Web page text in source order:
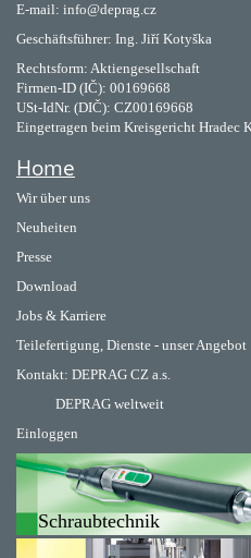
E-mail: info@deprag.cz
Geschäftsführer: Ing. Jiří Kotyška
Rechtsform: Aktiengesellschaft
Firmen-ID (IČ): 00169668
USt-IdNr. (DIČ): CZ00169668
Eingetragen beim Kreisgericht Hradec
Home
Wir über uns
Neuheiten
Presse
Download
Jobs & Karriere
Teilefertigung, Dienste - unser Angebot
Kontakt: DEPRAG CZ a.s.
DEPRAG weltweit
Einloggen
Schraubtechnik